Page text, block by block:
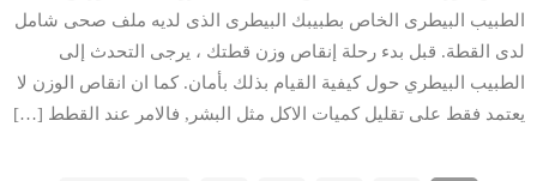
الطبيب البيطرى الخاص بطبيبك البيطرى الذى لديه ملف صحى شامل
لدى القطة. قبل بدء رحلة إنقاص وزن قطتك ، يرجى التحدث إلى
الطبيب البيطري حول كيفية القيام بذلك بأمان. كما ان انقاص الوزن لا
يعتمد فقط على تقليل كميات الاكل مثل البشر, فالامر عند القطط […]